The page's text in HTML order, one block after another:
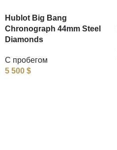
Hublot Big Bang
Chronograph 44mm Steel
Diamonds
С пробегом
5 500 $